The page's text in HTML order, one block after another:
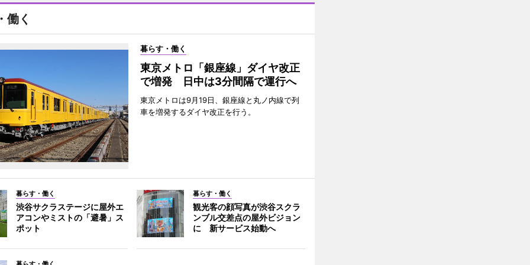
働く
暮らす・働く
東京メトロ「銀座線」ダイヤ改正
で増発 日中は3分間隔で運行へ
東京メトロは9月19日、銀座線と丸ノ内線で列
車を増発するダイヤ改正を行う。
暮らす・働く
渋谷サクラステージに屋外エ
アコンやミストの「避暑」ス
ポット
暮らす・働く
観光客の顔写真が渋谷スクラ
ンブル交差点の屋外ビジョン
に 新サービス始動へ